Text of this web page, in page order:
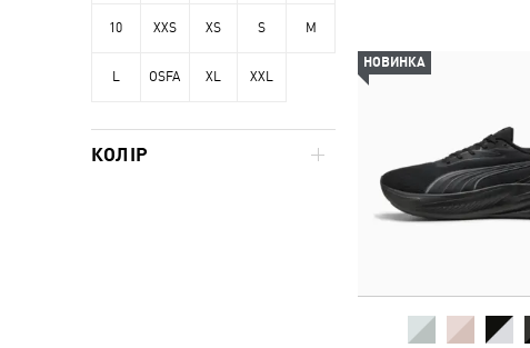
НОВИНКА
10 XXS XS S M
L OSFA XL XXL
КОЛІР